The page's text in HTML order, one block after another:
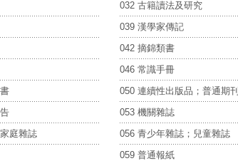
032 古籍讀法及研究
039 漢學家傳記
042 摘錦類書
046 常識手冊
050 連續性出版品；普通期刊
053 機關雜誌
庭雜誌
056 青少年雜誌；兒童雜誌
059 普通報紙